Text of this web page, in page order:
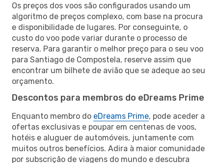
Os preços dos voos são configurados usando um
algoritmo de preços complexo, com base na procura
e disponibilidade de lugares. Por conseguinte, o
custo do voo pode variar durante o processo de
reserva. Para garantir o melhor preço para o seu voo
para Santiago de Compostela, reserve assim que
encontrar um bilhete de avião que se adeque ao seu
orçamento.
Descontos para membros do eDreams Prime
Enquanto membro do eDreams Prime, pode aceder a
ofertas exclusivas e poupar em centenas de voos,
hotéis e aluguer de automóveis, juntamente com
muitos outros benefícios. Adira à maior comunidade
por subscrição de viagens do mundo e descubra